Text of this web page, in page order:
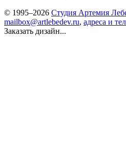
© 1995–2026 Студия Артемия
mailbox@artlebedev.ru, адреса и
Заказать дизайн...